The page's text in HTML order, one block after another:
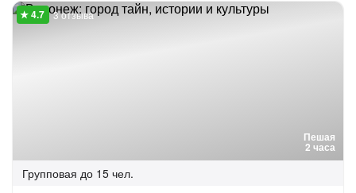
Пешая
2 часа
3 отзыва
Групповая до 15 чел.